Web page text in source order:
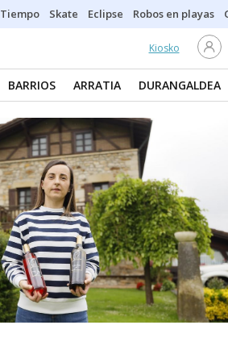
Tiempo Skate Eclipse Robos en playas
Kiosko
BARRIOS ARRATIA DURANGALDEA